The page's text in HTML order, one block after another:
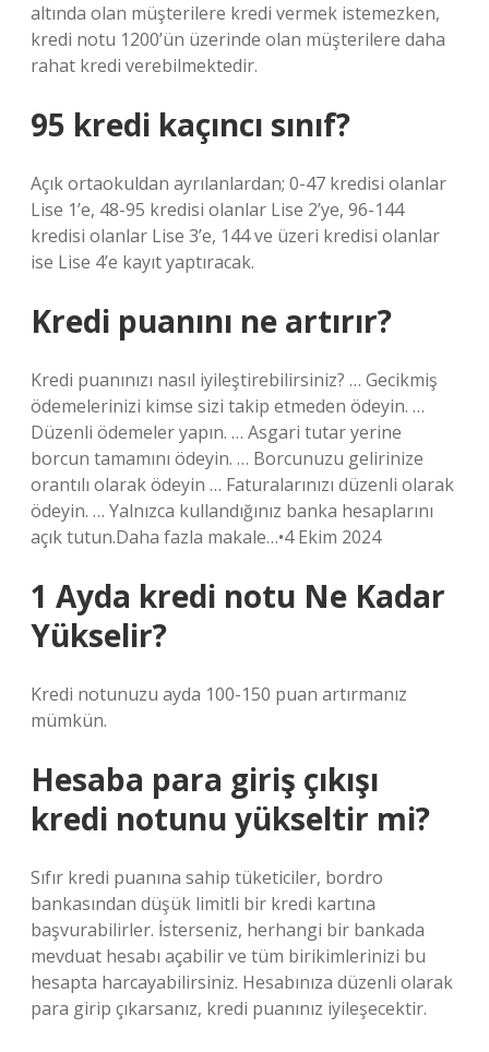
altında olan müşterilere kredi vermek istemezken,
kredi notu 1200’ün üzerinde olan müşterilere daha
rahat kredi verebilmektedir.
95 kredi kaçıncı sınıf?
Açık ortaokuldan ayrılanlardan; 0-47 kredisi olanlar
Lise 1’e, 48-95 kredisi olanlar Lise 2’ye, 96-144
kredisi olanlar Lise 3’e, 144 ve üzeri kredisi olanlar
ise Lise 4’e kayıt yaptıracak.
Kredi puanını ne artırır?
Kredi puanınızı nasıl iyileştirebilirsiniz? … Gecikmiş
ödemelerinizi kimse sizi takip etmeden ödeyin. …
Düzenli ödemeler yapın. … Asgari tutar yerine
borcun tamamını ödeyin. … Borcunuzu gelirinize
orantılı olarak ödeyin … Faturalarınızı düzenli olarak
ödeyin. … Yalnızca kullandığınız banka hesaplarını
açık tutun.Daha fazla makale…•4 Ekim 2024
1 Ayda kredi notu Ne Kadar
Yükselir?
Kredi notunuzu ayda 100-150 puan artırmanız
mümkün.
Hesaba para giriş çıkışı
kredi notunu yükseltir mi?
Sıfır kredi puanına sahip tüketiciler, bordro
bankasından düşük limitli bir kredi kartına
başvurabilirler. İsterseniz, herhangi bir bankada
mevduat hesabı açabilir ve tüm birikimlerinizi bu
hesapta harcayabilirsiniz. Hesabınıza düzenli olarak
para girip çıkarsanız, kredi puanınız iyileşecektir.